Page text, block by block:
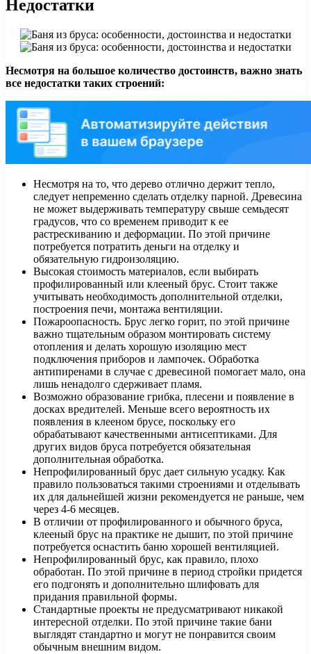
Недостатки
Несмотря на большое количество достоинств, важно знать
все недостатки таких строений:
Несмотря на то, что дерево отлично держит тепло,
следует непременно сделать отделку парной. Древесина
не может выдерживать температуру свыше семьдесят
градусов, что со временем приводит к ее
растрескиванию и деформации. По этой причине
потребуется потратить деньги на отделку и
обязательную гидроизоляцию.
Высокая стоимость материалов, если выбирать
профилированный или клееный брус. Стоит также
учитывать необходимость дополнительной отделки,
построения печи, монтажа вентиляции.
Пожароопасность. Брус легко горит, по этой причине
важно тщательным образом монтировать систему
отопления и делать хорошую изоляцию мест
подключения приборов и лампочек. Обработка
антипиренами в случае с древесиной помогает мало, она
лишь ненадолго сдерживает пламя.
Возможно образование грибка, плесени и появление в
досках вредителей. Меньше всего вероятность их
появления в клееном брусе, поскольку его
обрабатывают качественными антисептиками. Для
других видов бруса потребуется обязательная
дополнительная обработка.
Непрофилированный брус дает сильную усадку. Как
правило пользоваться такими строениями и отделывать
их для дальнейшей жизни рекомендуется не раньше, чем
через 4-6 месяцев.
В отличии от профилированного и обычного бруса,
клееный брус на практике не дышит, по этой причине
потребуется оснастить баню хорошей вентиляцией.
Непрофилированный брус, как правило, плохо
обработан. По этой причине в период стройки придется
его подгонять и дополнительно шлифовать для
придания правильной формы.
Стандартные проекты не предусматривают никакой
интересной отделки. По этой причине такие бани
выглядят стандартно и могут не понравится своим
обычным внешним видом.